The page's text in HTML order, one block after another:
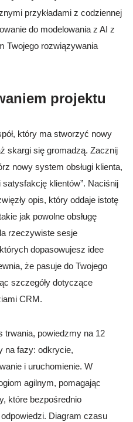
przykładami z codziennej
do modelowania z AI z
Twojego rozwiązywania
projektu
który ma stworzyć nowy
skargi się gromadzą. Zacznij
nowy system obsługi klienta,
klientów”. Naciśnij
opis, który oddaje istotę
jak powolne obsługę
rzeczywiste sesje
dopasowujesz idee
że pasuje do Twojego
szczegóły dotyczące
CRM.
trwania, powiedzmy na 12
na fazy: odkrycie,
i uruchomienie. W
agilnym, pomagając
które bezpośrednio
Diagram czasu